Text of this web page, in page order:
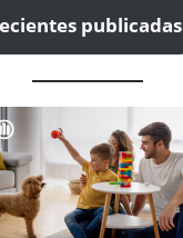
publicadas